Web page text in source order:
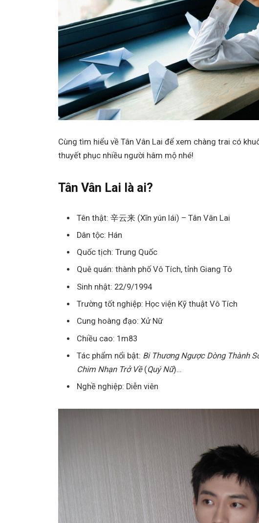
Cùng tìm hiểu về Tân Vân Lai để xem chàng trai có
thuyết phục nhiều người hâm mộ nhé!
Tân Vân Lai là ai?
Tên thật: 辛云来 (Xīn yún lái) – Tân Vân Lai
Dân tộc: Hán
Quốc tịch: Trung Quốc
Quê quán: thành phố Vô Tích, tỉnh Giang Tô
Sinh nhật: 22/9/1994
Trường tốt nghiệp: Học viện Kỹ thuật Vô Tích
Cung hoàng đạo: Xử Nữ
Chiều cao: 1m83
Tác phẩm nổi bật: Bi Thương Ngược Dòng Thành
Chim Nhạn Trở Về(Quý Nữ)…
Nghề nghiệp: Diễn viên